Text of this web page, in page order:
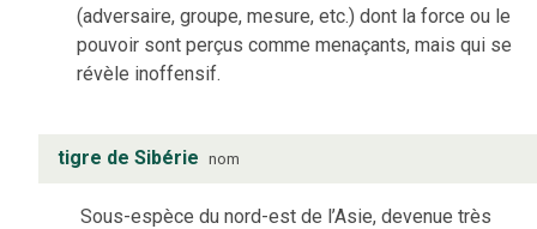
(adversaire, groupe, mesure, etc.) dont la force ou le
pouvoir sont perçus comme menaçants, mais qui se
révèle inoffensif.
tigre de Sibérie nom
Sous-espèce du nord-est de l’Asie, devenue très